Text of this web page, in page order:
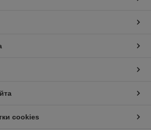
cookies